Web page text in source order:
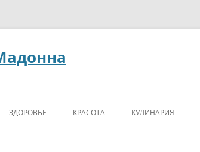
ЗДОРОВЬЕ КРАСОТА КУЛИНАРИЯ